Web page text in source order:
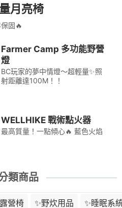
月亮椅
固🔥
Farmer Camp 多功能野營
燈
BC玩家的夢中情燈～超輕量✨照
射距離達100M！！
WELLHIKE 戰術點火器
最高質量！一點傾心🔥 藍色火焰
類商品
營椅 ✨野炊用品 ✨睡眠系